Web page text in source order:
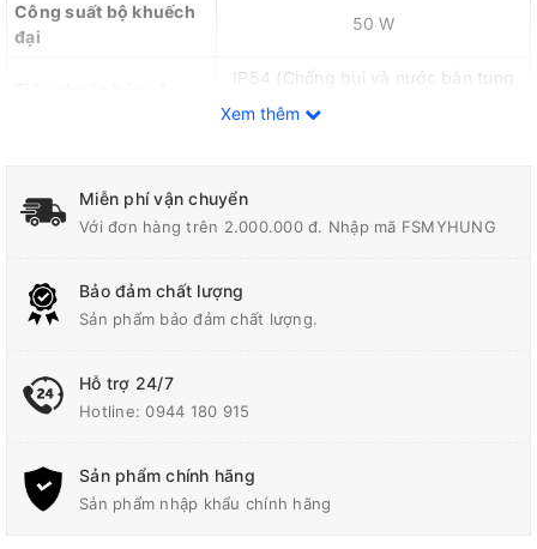
Công suất bộ khuếch
đại
50 W
IP54 (Chống bụi và nước bắn tung
Thông tin sản phẩm
là thiết bị âm thanh chuyên nghiệp được thiết kế đặc biệt để sử
dụng trong các môi trường lao động khắc nghiệt như công
không chỉ giúp cải thiện điều kiện làm việc mà còn mang tới
không gian giải trí sống động cho người lao động. Đây là công
xây dựng xí nghiệp, đặc biệt phù hợp cho các đội thợ cần di
chuyển nhiều hoặc làm việc ở môi trường ngoài trời dạt dào
sương gió.
Xem thêm
Miễn phí vận chuyển
Với đơn hàng trên 2.000.000 đ. Nhập mã FSMYHUNG
Bảo đảm chất lượng
Sản phẩm bảo đảm chất lượng.
Hỗ trợ 24/7
Hotline:0944 180 915
Sản phẩm chính hãng
Sản phẩm nhập khẩu chính hãng